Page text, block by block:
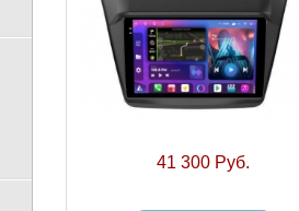
41 300 Руб.